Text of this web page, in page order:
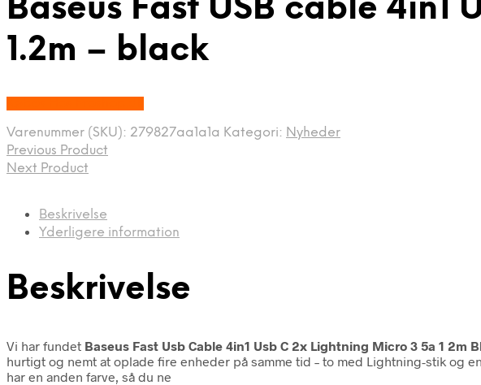
Baseus Fast USB cable
1.2m – black
Varenummer (SKU): 279827aa1a1a Kategori: Nyheder
Previous Product
Next Product
Beskrivelse
Yderligere information
Beskrivelse
Vi har fundet Baseus Fast Usb Cable 4in1 Usb C 2x Lightning Micro 3 5a 1 2m
hurtigt og nemt at oplade fire enheder på samme tid – to med Lightning-stik og
har en anden farve, så du ne